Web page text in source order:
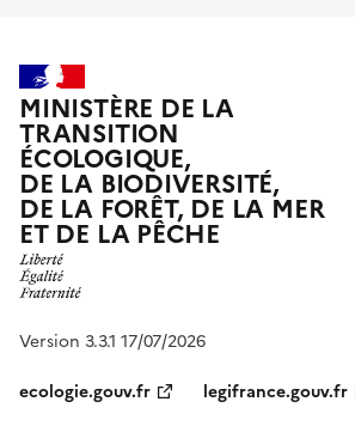
MINISTÈRE DE LA
TRANSITION
ÉCOLOGIQUE,
DE LA BIODIVERSITÉ,
DE LA FORÊT, DE LA MER
ET DE LA PÊCHE
Version 3.3.1 17/07/2026
ecologie.gouv.fr
legifrance.gouv.fr